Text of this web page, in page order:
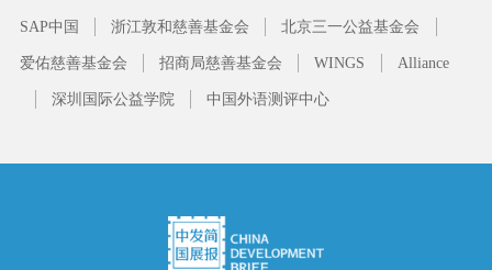
SAP中国 浙江敦和慈善基金会 北京三一公益基金会
爱佑慈善基金会 招商局慈善基金会 WINGS Alliance
深圳国际公益学院 中国外语测评中心